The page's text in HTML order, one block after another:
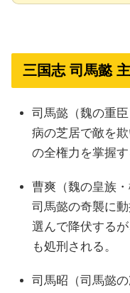
三国志 司馬懿
司馬懿（魏の重臣
病の芝居で敵を
の全権力を掌握す
曹爽（魏の皇族・
司馬懿の奇襲に
選んで降伏する
も処刑される。
司馬昭（司馬懿の